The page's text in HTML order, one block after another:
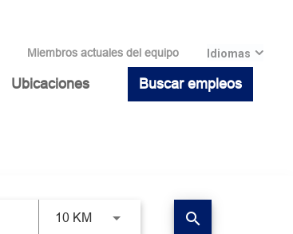
Miembros actuales del equipo Idiomas
Ubicaciones Buscar empleos
10 KM search